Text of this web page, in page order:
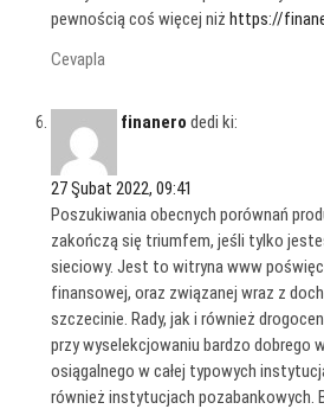
pewnością coś więcej niżhttps://
Cevapla
finanero dedi ki:
27 Şubat 2022, 09:41
Poszukiwania obecnych porównań
zakończą się triumfem, jeśli tylko
sieciowy. Jest to witryna www
finansowej, oraz związanej wraz z
szczecinie. Rady, jak i również
przy wyselekcjowaniu bardzo dobrego
osiągalnego w całej typowych
również instytucjach pozabankowych.